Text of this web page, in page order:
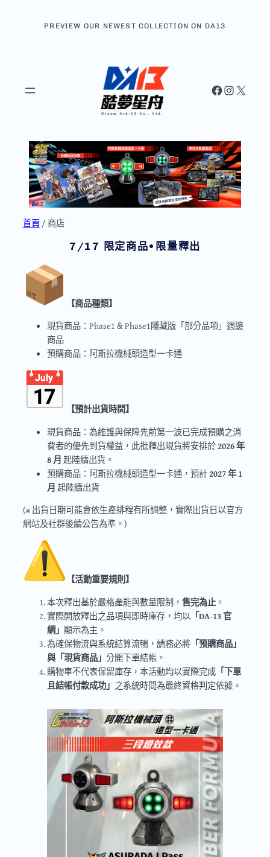
PREVIEW OUR NEWEST COLLECTION ON DA13
Facebook Instagram X
首頁/ 商店
7/17 限定商品•限量釋出
【商品種類】
現貨商品：Phase1 & Phase1隱藏版「部分品項」週邊
商品
預購商品：阿斯拉機械頭造型一卡通
【預計出貨時間】
現貨商品：為維護與保障先前第一波已完成預購之消
費者的優先到貨權益，此批釋出現貨將安排於2026 年
8 月起陸續出貨。
預購商品：阿斯拉機械頭造型一卡通，預計2027 年 1
月起陸續出貨
(※ 出貨日期可能會依生產排程有所調整，實際出貨日以官方
網站及社群後續公告為準。)
【活動重要規則】
本次釋出基於嚴格產能與數量限制， 售完為止。
實際開放釋出之品項與即時庫存，均以「DA-13 官
網」 顯示為主。
為確保物流與系統結算流暢，請務必將「預購商品」
與「現貨商品」 分開下單結帳。
購物車不代表保留庫存，本活動均以實際完成「下單
且結帳付款成功」 之系統時間為最終資格判定依據。